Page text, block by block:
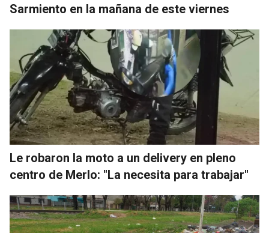
Sarmiento en la mañana de este viernes
Le robaron la moto a un delivery en pleno
centro de Merlo: "La necesita para trabajar"